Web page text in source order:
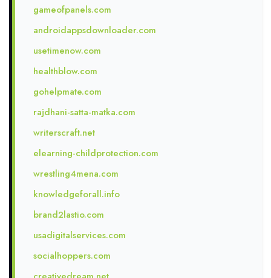
gameofpanels.com
androidappsdownloader.com
usetimenow.com
healthblow.com
gohelpmate.com
rajdhani-satta-matka.com
writerscraft.net
elearning-childprotection.com
wrestling4mena.com
knowledgeforall.info
brand2lastio.com
usadigitalservices.com
socialhoppers.com